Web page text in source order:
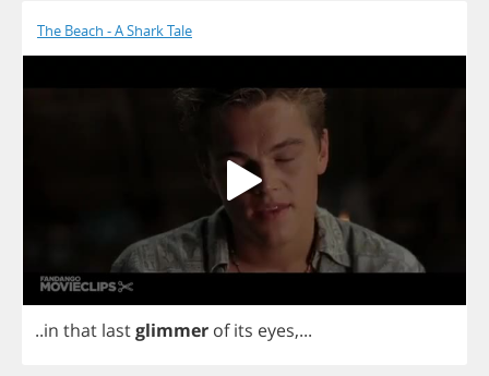
The Beach - A Shark Tale
..in that lastglimmer of its eyes,...